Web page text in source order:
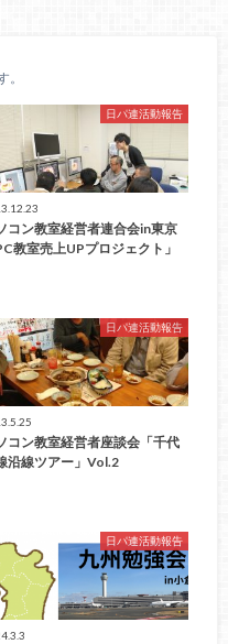
。
日パ連活動報告
コン教室経営者連合会in東京
教室売上UPプロジェクト」
日パ連活動報告
コン教室経営者座談会「千代
沿線ツアー」Vol.2
日パ連活動報告